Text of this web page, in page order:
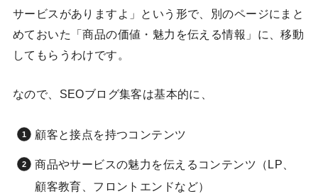
サービスがありますよ」という形で、別のページにまと
めておいた「商品の価値・魅力を伝える情報」に、移動
してもらうわけです。
なので、SEOブログ集客は基本的に、
顧客と接点を持つコンテンツ
商品やサービスの魅力を伝えるコンテンツ（LP、
顧客教育、フロントエンドなど）